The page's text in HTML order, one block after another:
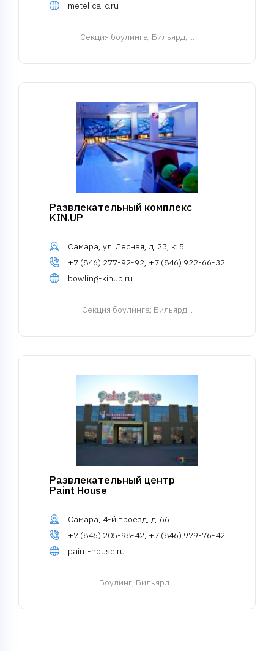
metelica-c.ru
Cекция боулинга; Бильярд; ...
Развлекательный комплекс
KIN.UP
Самара, ул. Лесная, д. 23, к. 5
+7 (846) 277-92-92, +7 (846) 922-66-32
bowling-kinup.ru
Cекция боулинга; Бильярд...
Развлекательный центр
Paint House
Самара, 4-й проезд, д. 66
+7 (846) 205-98-42, +7 (846) 979-76-42
paint-house.ru
Боулинг; Бильярд...